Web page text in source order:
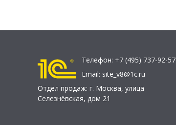
Телефон: +7 (495) 737-92-57
Email: site_v8@1c.ru
Отдел продаж: г. Москва, улица
Селезнёвская, дом 21